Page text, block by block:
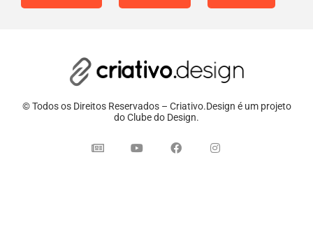
© Todos os Direitos Reservados – Criativo.Design é um projeto
do Clube do Design.